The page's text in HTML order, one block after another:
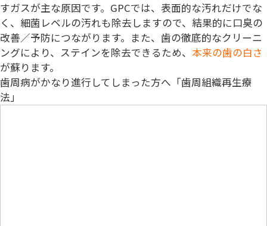
すガスが主な原因です。GPCでは、表面的な汚れだけでな
く、細菌レベルの汚れも除去しますので、結果的に口臭の
改善／予防につながります。また、歯の徹底的なクリーニ
ングにより、ステインを除去できるため、 本来の歯の白さ
が蘇ります。
歯周病がかなり進行してしまった方へ「歯周組織再生療
法」